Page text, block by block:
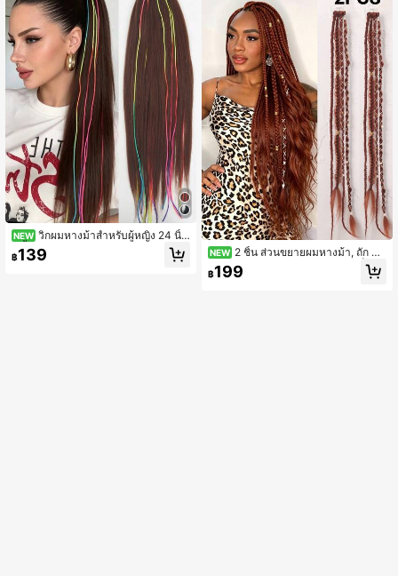
NEW วิกผมหางม้าสำหรับผู้หญิง 24 นิ้ว
1 ชิ้น พร้อมตกแต่งเชือกสีสันสดใส เส้นใ
ยสังเคราะห์ทนความร้อน เหมาะสำหรับ
฿139 NEW 2 ชิ้น ส่วนขยายผมหางม้า, ถัก 4 เ
ส้นบาง พร้อมคลิป BB, สไตล์เดรดล็อก
฿199